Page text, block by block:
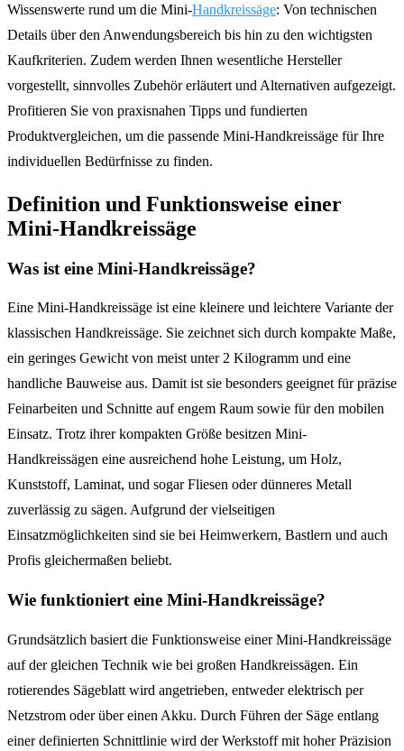
Wissenswerte rund um die Mini-Handkreissäge: Von technischen
Details über den Anwendungsbereich bis hin zu den wichtigsten
Kaufkriterien. Zudem werden Ihnen wesentliche Hersteller
vorgestellt, sinnvolles Zubehör erläutert und Alternativen aufgezeigt.
Profitieren Sie von praxisnahen Tipps und fundierten
Produktvergleichen, um die passende Mini-Handkreissäge für Ihre
individuellen Bedürfnisse zu finden.
Definition und Funktionsweise einer
Mini-Handkreissäge
Was ist eine Mini-Handkreissäge?
Eine Mini-Handkreissäge ist eine kleinere und leichtere Variante der
klassischen Handkreissäge. Sie zeichnet sich durch kompakte Maße,
ein geringes Gewicht von meist unter 2 Kilogramm und eine
handliche Bauweise aus. Damit ist sie besonders geeignet für präzise
Feinarbeiten und Schnitte auf engem Raum sowie für den mobilen
Einsatz. Trotz ihrer kompakten Größe besitzen Mini-
Handkreissägen eine ausreichend hohe Leistung, um Holz,
Kunststoff, Laminat, und sogar Fliesen oder dünneres Metall
zuverlässig zu sägen. Aufgrund der vielseitigen
Einsatzmöglichkeiten sind sie bei Heimwerkern, Bastlern und auch
Profis gleichermaßen beliebt.
Wie funktioniert eine Mini-Handkreissäge?
Grundsätzlich basiert die Funktionsweise einer Mini-Handkreissäge
auf der gleichen Technik wie bei großen Handkreissägen. Ein
rotierendes Sägeblatt wird angetrieben, entweder elektrisch per
Netzstrom oder über einen Akku. Durch Führen der Säge entlang
einer definierten Schnittlinie wird der Werkstoff mit hoher Präzision